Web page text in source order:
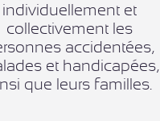
individuellement et
collectivement les
accidentées,
et handicapées,
que leurs familles.